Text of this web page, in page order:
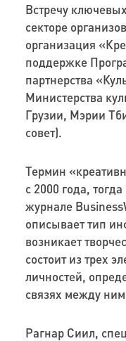
Встречу
секторе
организация
поддержке
партнерства
Министерства
Грузии, Мэрии
совет).
Термин
с 2000 года,
журнале
описывает тип
возникает
состоит из трех
личностей,
связях между
Рагнар Сиил,